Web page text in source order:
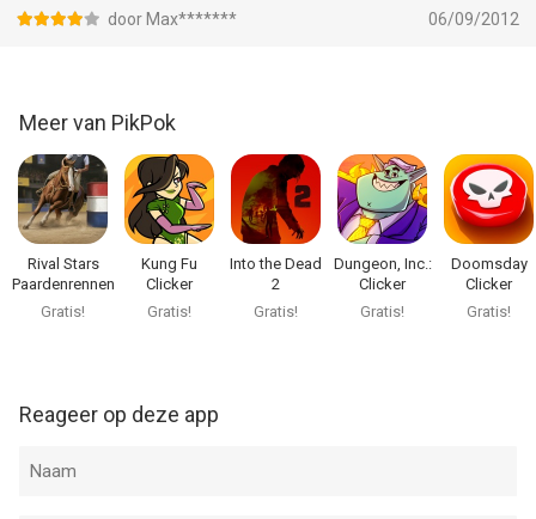
door Max******* 06/09/2012
Meer van PikPok
Rival Stars
Paardenrennen
Gratis!
Kung Fu
Clicker
Gratis!
Into the Dead
2
Gratis!
Dungeon, Inc.:
Clicker
Gratis!
Doomsday
Clicker
Gratis!
Reageer op deze app